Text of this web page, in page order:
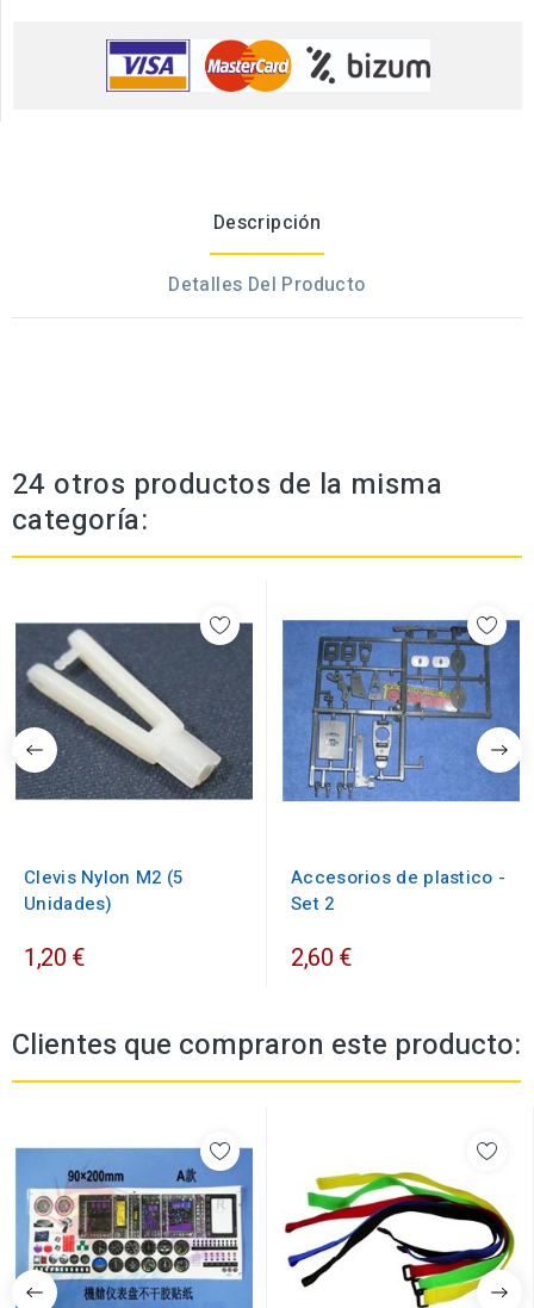
Descripción
Detalles Del Producto
24 otros productos de la misma
categoría:
Clevis Nylon M2 (5
Unidades)
1,20 €
Accesorios de plastico -
Set 2
2,60 €
Clientes que compraron este producto: